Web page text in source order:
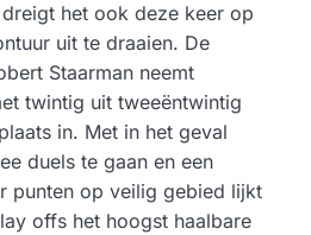
het ook deze keer op
uit te draaien. De
Staarman neemt
twintig uit tweeëntwintig
in. Met in het geval
duels te gaan en een
punten op veilig gebied lijkt
offs het hoogst haalbare